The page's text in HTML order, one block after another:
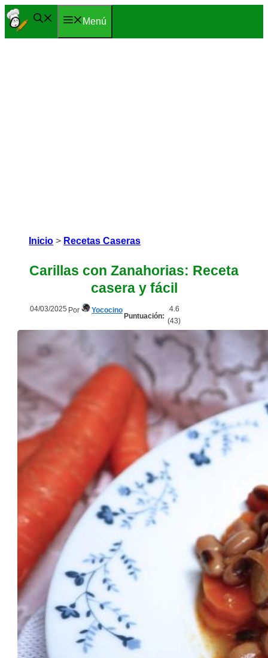
Saltar
al
Menú
Inicio > Recetas Caseras
Carillas con Zanahorias: Receta
casera y fácil
04/03/2025 Por Yococino
Puntuación:
4.6
(43)